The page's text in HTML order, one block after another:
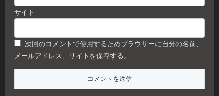
サイト
次回のコメントで使用するためブラウザーに自分の名前、
メールアドレス、サイトを保存する。